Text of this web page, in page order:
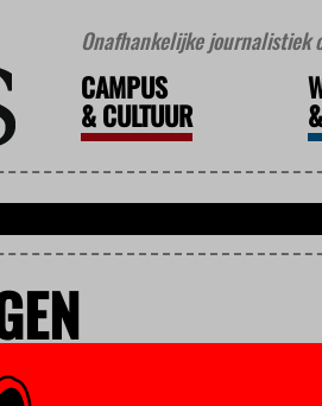
Onafhankelijke journalistiek
CAMPUS
&CULTUUR &